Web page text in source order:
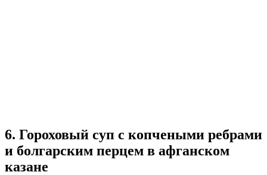
6. Гороховый суп с копчеными ребрами
и болгарским перцем в афганском
казане